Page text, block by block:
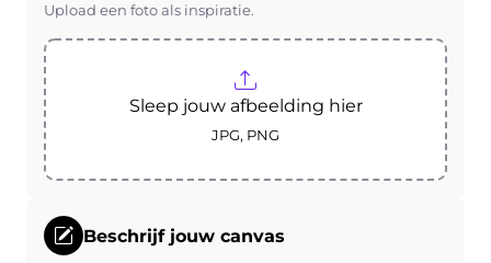
Upload een foto als inspiratie.
Sleep jouw afbeelding hier
JPG, PNG
Beschrijf jouw canvas